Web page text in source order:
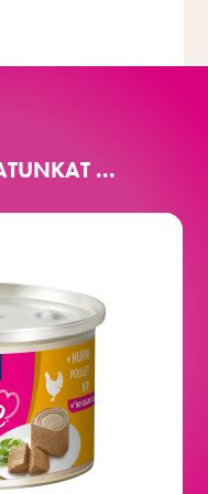
halat használunk.
...